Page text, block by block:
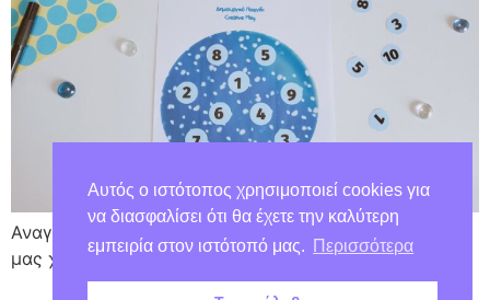
Αναγνώριση και ταύτιση αριθμών με την αγαπημένη
μας χιονόμπαλα!
Αυτός ο ιστότοπος χρησιμοποιεί cookies για
να διασφαλίσει ότι θα έχετε την καλύτερη
εμπειρία στον ιστότοπό μας.
Περισσότερα